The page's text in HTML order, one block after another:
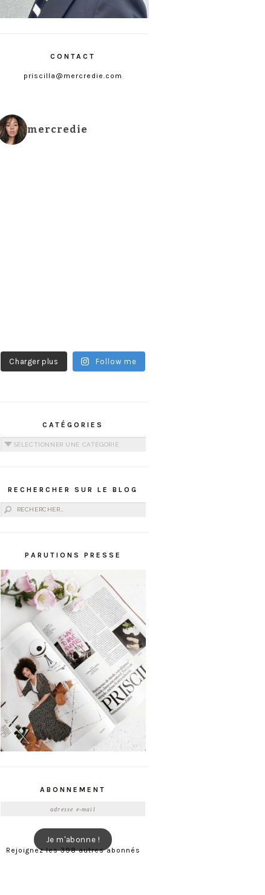
CONTACT
priscilla@mercredie.com
mercredie
Charger plus Follow me
CATÉGORIES
Catégories
RECHERCHER SUR LE BLOG
Rechercher :
PARUTIONS PRESSE
ABONNEMENT
Je m'abonne !
Rejoignez les 398 autres abonnés